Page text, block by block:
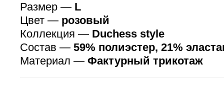
Размер — L
Цвет — розовый
Коллекция — Duchess style
Состав — 59% полиэстер, 21%
Материал — Фактурный трикотаж